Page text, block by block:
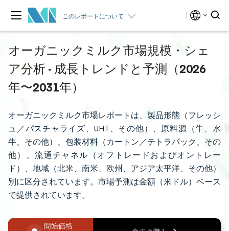
このレポートについて
オーガニックミルク市場規模・シェ
ア分析 - 成長トレンドと予測（2026
年〜2031年）
オーガニックミルク市場レポートは、製品形態（フレッシ
ュ／パスチャライズ、UHT、その他）、原料源（牛、水
牛、その他）、包装材料（カートン／テトラパック、その
他）、流通チャネル（オフトレードおよびオントレー
ド）、地域（北米、南米、欧州、アジア太平洋、その他）
別に区分されています。市場予測は金額（米ドル）ベース
で提供されています。